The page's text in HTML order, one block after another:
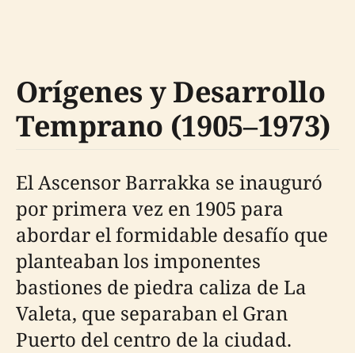
Orígenes y Desarrollo
Temprano (1905–1973)
El Ascensor Barrakka se inauguró
por primera vez en 1905 para
abordar el formidable desafío que
planteaban los imponentes
bastiones de piedra caliza de La
Valeta, que separaban el Gran
Puerto del centro de la ciudad.